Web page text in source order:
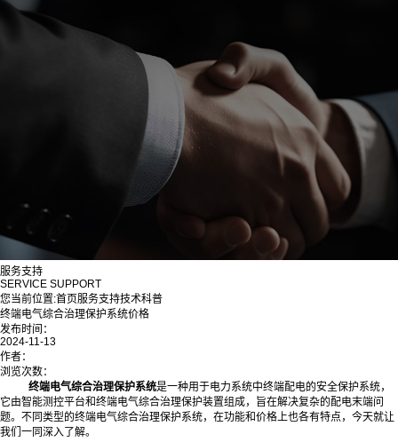
服务支持
SERVICE SUPPORT
您当前位置:首页服务支持技术科普
终端电气综合治理保护系统价格
发布时间：
2024-11-13
作者：
浏览次数：
终端电气综合治理保护系统是一种用于电力系统中终端配电的安全保护系统，
它由智能测控平台和终端电气综合治理保护装置组成，旨在解决复杂的配电末端问
题。不同类型的终端电气综合治理保护系统，在功能和价格上也各有特点，今天就让
我们一同深入了解。